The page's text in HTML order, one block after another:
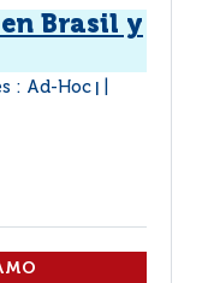
Brasil y
: Ad-Hoc